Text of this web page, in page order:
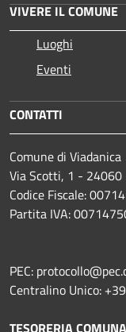
VIVERE IL COMUNE
Luoghi
Eventi
CONTATTI
Comune di Viadanica
Via Scotti, 1 - 24060
Codice Fiscale:
Partita IVA:
PEC:
Centralino Unico:
TESORERIA